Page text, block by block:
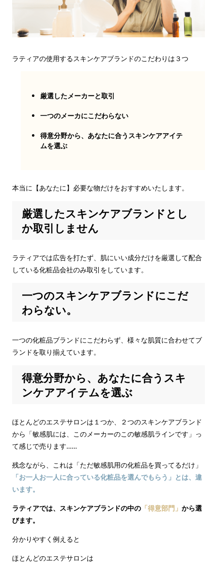
ラティアの使用するスキンケアブランドのこだわりは３つ
厳選したメーカーと取引
一つのメーカにこだわらない
得意分野から、あなたに合うスキンケアアイテ
ムを選ぶ
本当に【あなたに】必要な物だけをおすすめいたします。
厳選したスキンケアブランドとし
か取引しません
ラティアでは広告を打たず、肌にいい成分だけを厳選して配合
している化粧品会社のみ取引をしています。
一つのスキンケアブランドにこだ
わらない。
一つの化粧品ブランドにこだわらず、様々な肌質に合わせてブ
ランドを取り揃えています。
得意分野から、あなたに合うスキ
ンケアアイテムを選ぶ
ほとんどのエステサロンは１つか、２つのスキンケアブランド
から「敏感肌には、このメーカーのこの敏感肌ラインです」っ
て感じで売ります……
残念ながら、これは「ただ敏感肌用の化粧品を買ってるだけ」
「お一人お一人に合っている化粧品を選んでもらう」とは、違
います。
ラティアでは、スキンケアブランドの中の「得意部門」 から選
びます。
分かりやすく例えると
ほとんどのエステサロンは